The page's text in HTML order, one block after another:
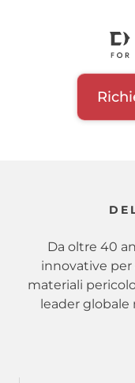
Da oltre 40
innovative per
materiali
leader globale